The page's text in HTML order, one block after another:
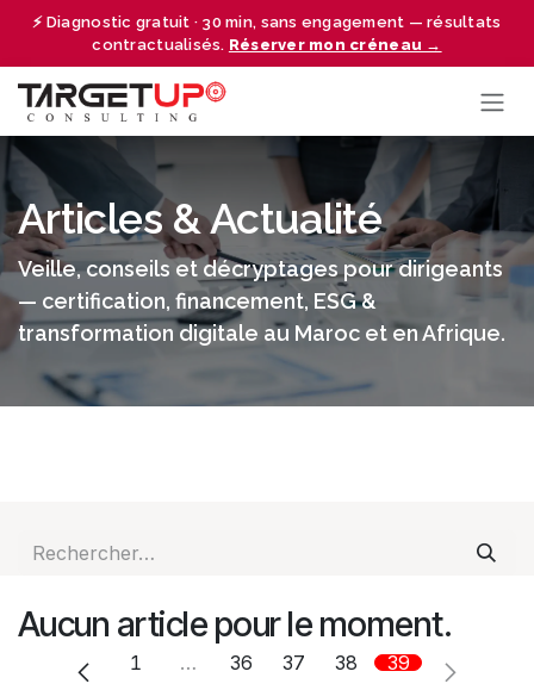
⚡ Diagnostic gratuit · 30 min, sans engagement — résultats
contractualisés. Réserver mon créneau →
Se rendre au contenu
Articles & Actualité
Veille, conseils et décryptages pour dirigeants
— certification, financement, ESG &
transformation digitale au Maroc et en Afrique.
Aucun article pour le moment.
1 … 36 37 38 39